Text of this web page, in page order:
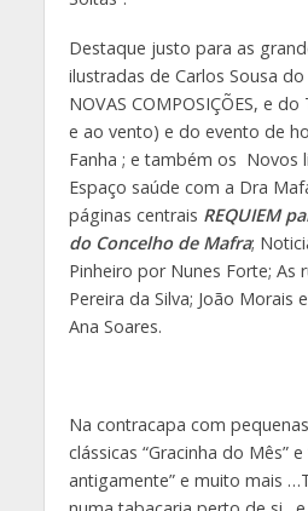
Destaque justo para as
ilustradas de Carlos Sousa do
NOVAS COMPOSIÇÕES, e do
e ao vento) e do evento de
Fanha ; e também os Novos
Espaço saúde com a Dra
páginas centrais REQUIEM
do Concelho de Mafra;
Pinheiro por Nunes Forte; As
Pereira da Silva; João Morais
Ana Soares.
Na contracapa com
clássicas “Gracinha do Mês”
antigamente” e muito mais